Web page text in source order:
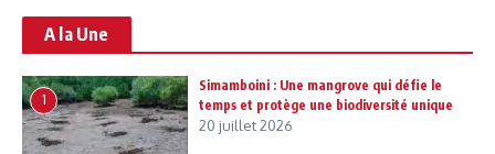
A la Une
1
Simamboini : Une mangrove qui défie le
temps et protège une biodiversité unique
20 juillet 2026